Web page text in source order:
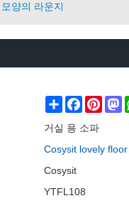
양의 라운지
ShareFacebook
거실 용 소파
Cosysit lovely
Cosysit
YTFL108